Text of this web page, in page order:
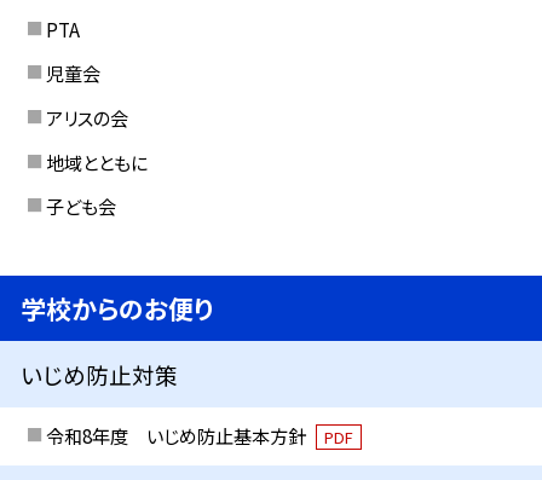
PTA
児童会
アリスの会
地域とともに
子ども会
学校からのお便り
いじめ防止対策
令和8年度 いじめ防止基本方針 PDF